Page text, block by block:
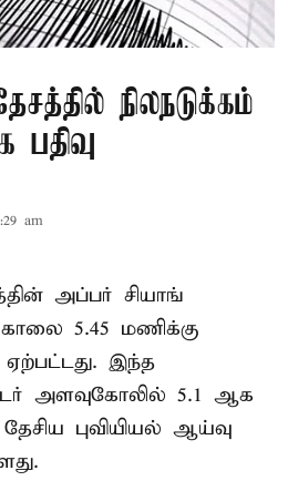
நிலநடுக்கம்
பதிவு
am
அப்பர் சியாங்
5.45 மணிக்கு
இந்த
அளவுகோலில் 5.1 ஆக
புவியியல் ஆய்வு